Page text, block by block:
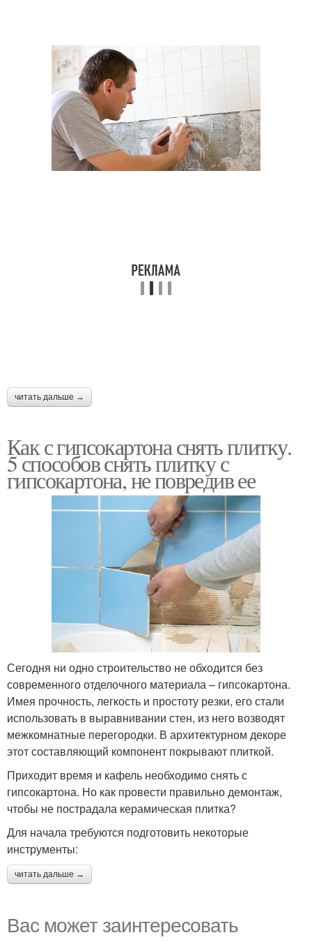
читать дальше →
Как с гипсокартона снять плитку.
5 способов снять плитку с
гипсокартона, не повредив ее
Сегодня ни одно строительство не обходится без
современного отделочного материала – гипсокартона.
Имея прочность, легкость и простоту резки, его стали
использовать в выравнивании стен, из него возводят
межкомнатные перегородки. В архитектурном декоре
этот составляющий компонент покрывают плиткой.
Приходит время и кафель необходимо снять с
гипсокартона. Но как провести правильно демонтаж,
чтобы не пострадала керамическая плитка?
Для начала требуются подготовить некоторые
инструменты:
читать дальше →
Вас может заинтересовать